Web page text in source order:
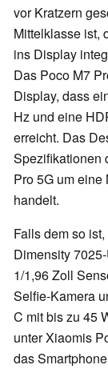
vor Kratzern
Mittelklasse ist,
ins Display
Das Poco M7
Display, dass
Hz und eine
erreicht. Das
Spezifikationen
Pro 5G um
handelt.
Falls dem so
Dimensity
1/1,96 Zoll
Selfie-Kamera
C mit bis zu 45
unter Xiaomis
das